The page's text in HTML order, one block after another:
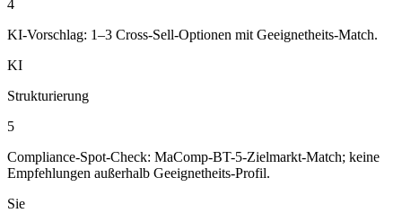
4
KI-Vorschlag: 1–3 Cross-Sell-Optionen mit Geeignetheits-Match.
KI
Strukturierung
5
Compliance-Spot-Check: MaComp-BT-5-Zielmarkt-Match; keine
Empfehlungen außerhalb Geeignetheits-Profil.
Sie